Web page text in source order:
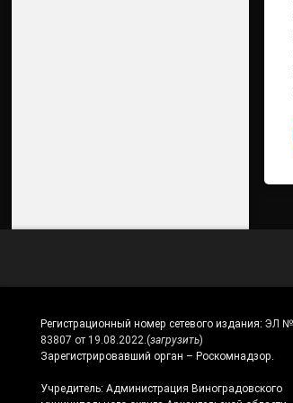
Регистрационный номер сетевого издания: ЭЛ №
83807 от 19.08.2022.(загрузить)
Зарегистрировавший орган – Роскомнадзор.
Учредитель: Администрация Виноградовского